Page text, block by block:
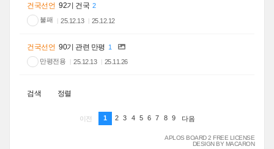
건국선언 92기 건국 2
불패
25.12.13 25.12.12
건국선언 90기 관련 만평 1
만평전용
25.12.13 25.11.26
검색 정렬
이전 1 2 3 4 5 6 7 8 9 다음
APLOS BOARD 2 FREE LICENSE
DESIGN BY MACARON